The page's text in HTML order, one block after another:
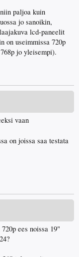
paljoa kuin
jo sanoikin,
lcd-paneelit
on useimmissa 720p
jo yleisempi).
vaan
on joissa saa testata
ees noissa 19"